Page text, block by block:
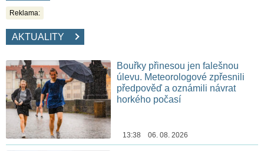
Reklama:
AKTUALITY
Bouřky přinesou jen falešnou
úlevu. Meteorologové zpřesnili
předpověď a oznámili návrat
horkého počasí
13:38 06. 08. 2026